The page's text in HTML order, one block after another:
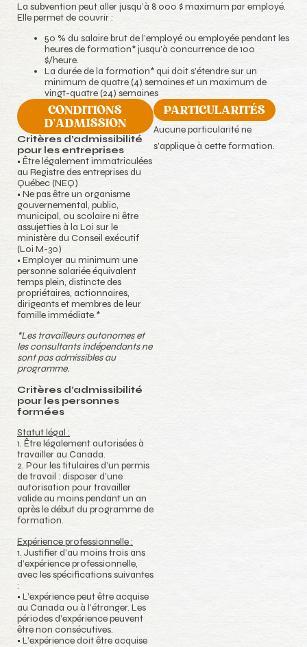
La subvention peut aller jusqu’à 8 000 $ maximum par employé.
Elle permet de couvrir :
50 % du salaire brut de l’employé ou employée pendant les
heures de formation* jusqu’à concurrence de 100
$/heure.
La durée de la formation* qui doit s’étendre sur un
minimum de quatre (4) semaines et un maximum de
vingt-quatre (24) semaines
CONDITIONS
D'ADMISSION
Critères d’admissibilité
pour les entreprises
• Être légalement immatriculées
au Registre des entreprises du
Québec (NEQ)
• Ne pas être un organisme
gouvernemental, public,
municipal, ou scolaire ni être
assujetties à la Loi sur le
ministère du Conseil exécutif
(Loi M-30)
• Employer au minimum une
personne salariée équivalent
temps plein, distincte des
propriétaires, actionnaires,
dirigeants et membres de leur
famille immédiate.*
*Les travailleurs autonomes et
les consultants indépendants ne
sont pas admissibles au
programme.
Critères d’admissibilité
pour les personnes
formées
Statut légal :
1. Être légalement autorisées à
travailler au Canada.
2. Pour les titulaires d’un permis
de travail : disposer d’une
autorisation pour travailler
valide au moins pendant un an
après le début du programme de
formation.
Expérience professionnelle :
1. Justifier d’au moins trois ans
d’expérience professionnelle,
avec les spécifications suivantes
:
• L’expérience peut être acquise
au Canada ou à l’étranger. Les
périodes d’expérience peuvent
être non consécutives.
• L’expérience doit être acquise
PARTICULARITÉS
Aucune particularité ne
s'applique à cette formation.